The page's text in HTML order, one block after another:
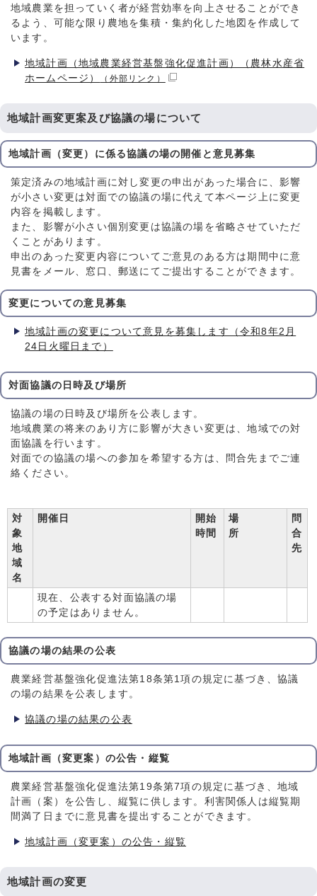
地域農業を担っていく者が経営効率を向上させることができ
るよう、可能な限り農地を集積・集約化した地図を作成して
います。
地域計画（地域農業経営基盤強化促進計画）（農林水産省
ホームページ）
（外部リンク）
地域計画変更案及び協議の場について
地域計画（変更）に係る協議の場の開催と意見募集
策定済みの地域計画に対し変更の申出があった場合に、影響
が小さい変更は対面での協議の場に代えて本ページ上に変更
内容を掲載します。
また、影響が小さい個別変更は協議の場を省略させていただ
くことがあります。
申出のあった変更内容についてご意見のある方は期間中に意
見書をメール、窓口、郵送にてご提出することができます。
変更についての意見募集
地域計画の変更について意見を募集します（令和8年2月
24日火曜日まで）
対面協議の日時及び場所
協議の場の日時及び場所を公表します。
地域農業の将来のあり方に影響が大きい変更は、地域での対
面協議を行います。
対面での協議の場への参加を希望する方は、問合先までご連
絡ください。
対
象
地
域
名
開催日
開始
時間
場
所
問
合
先
現在、公表する対面協議の場
の予定はありません。
協議の場の結果の公表
農業経営基盤強化促進法第18条第1項の規定に基づき、協議
の場の結果を公表します。
協議の場の結果の公表
地域計画（変更案）の公告・縦覧
農業経営基盤強化促進法第19条第7項の規定に基づき、地域
計画（案）を公告し、縦覧に供します。利害関係人は縦覧期
間満了日までに意見書を提出することができます。
地域計画（変更案）の公告・縦覧
地域計画の変更